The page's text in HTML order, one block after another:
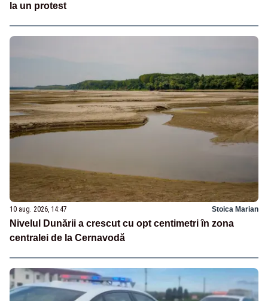
la un protest
10 aug. 2026, 14:47 Stoica Marian
Nivelul Dunării a crescut cu opt centimetri în zona
centralei de la Cernavodă